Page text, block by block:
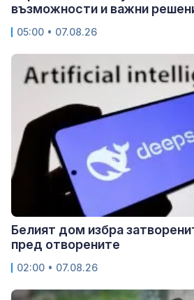
възможности и важни
05:00 • 07.08.26
Белият дом избра
пред отворените
02:00 • 07.08.26